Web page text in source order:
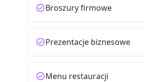
Broszury firmowe
Prezentacje biznesowe
Menu restauracji